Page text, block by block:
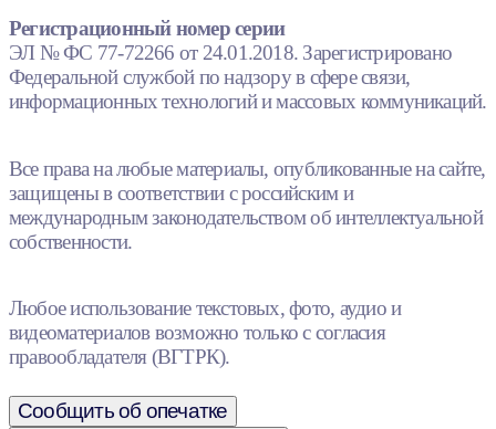
Регистрационный номер серии
ЭЛ № ФС 77-72266 от 24.01.2018. Зарегистрировано
Федеральной службой по надзору в сфере связи,
информационных технологий и массовых коммуникаций.
Все права на любые материалы, опубликованные на сайте,
защищены в соответствии с российским и
международным законодательством об интеллектуальной
собственности.
Любое использование текстовых, фото, аудио и
видеоматериалов возможно только с согласия
правообладателя (ВГТРК).
Сообщить об опечатке